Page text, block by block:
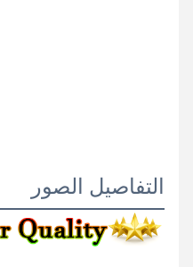
التفاصيل الصور